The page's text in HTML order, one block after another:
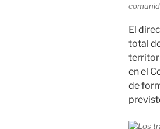
El
total
en el
de